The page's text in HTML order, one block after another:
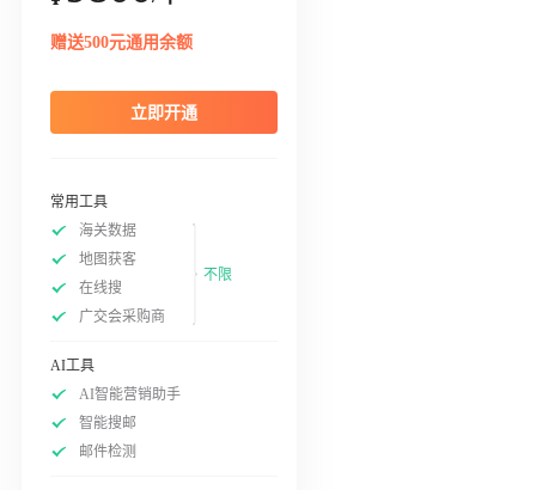
赠送500元通用余额
立即开通
常用工具
海关数据
地图获客
在线搜
广交会采购商
不限
AI工具
AI智能营销助手
智能搜邮
邮件检测